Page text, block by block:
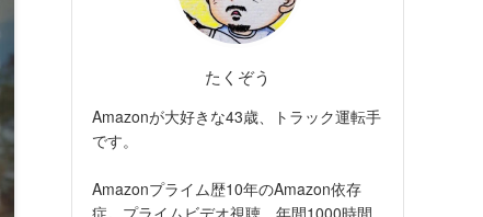
たくぞう
Amazonが大好きな43歳、トラック運転手
です。
Amazonプライム歴10年のAmazon依存
症。プライムビデオ視聴、年間1000時間